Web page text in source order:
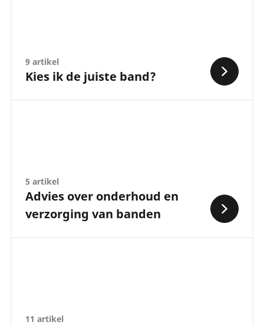
9 artikel
Kies ik de juiste band?
5 artikel
Advies over onderhoud en
verzorging van banden
11 artikel